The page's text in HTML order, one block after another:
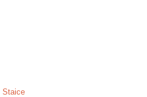
Staice